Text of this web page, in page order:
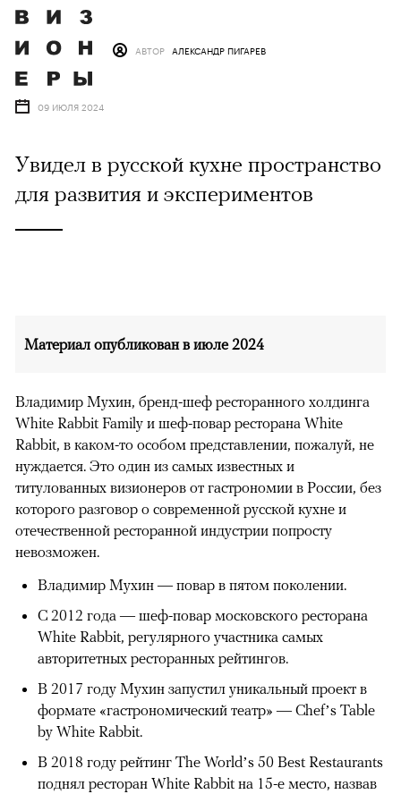
АВТОР АЛЕКСАНДР ПИГАРЕВ
09 ИЮЛЯ 2024
Увидел в русской кухне пространство
для развития и экспериментов
Материал опубликован в июле 2024
Владимир Мухин, бренд-шеф ресторанного холдинга
White Rabbit Family и шеф-повар ресторана White
Rabbit, в каком-то особом представлении, пожалуй, не
нуждается. Это один из самых известных и
титулованных визионеров от гастрономии в России, без
которого разговор о современной русской кухне и
отечественной ресторанной индустрии попросту
невозможен.
Владимир Мухин — повар в пятом поколении.
С 2012 года — шеф-повар московского ресторана
White Rabbit, регулярного участника самых
авторитетных ресторанных рейтингов.
В 2017 году Мухин запустил уникальный проект в
формате «гастрономический театр» — Chef’s Table
by White Rabbit.
В 2018 году рейтинг The World’s 50 Best Restaurants
поднял ресторан White Rabbit на 15-е место, назвав